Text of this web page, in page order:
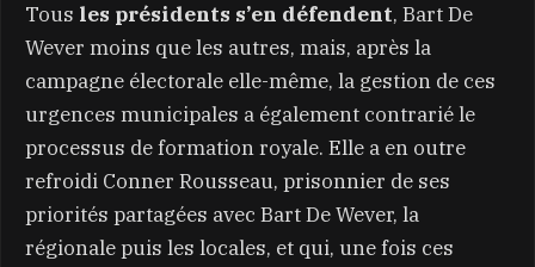
Tous les présidents s’en défendent, Bart De
Wever moins que les autres, mais, après la
campagne électorale elle-même, la gestion de ces
urgences municipales a également contrarié le
processus de formation royale. Elle a en outre
refroidi Conner Rousseau, prisonnier de ses
priorités partagées avec Bart De Wever, la
régionale puis les locales, et qui, une fois ces